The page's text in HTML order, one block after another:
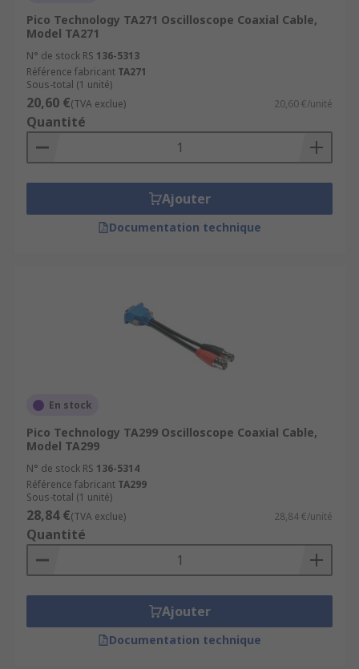
Pico Technology TA271 Oscilloscope Coaxial Cable,
Model TA271
N° de stock RS 136-5313
Référence fabricant TA271
Sous-total (1 unité)
20,60 €(TVA exclue) 20,60 €/unité
Quantité
Ajouter
Documentation technique
En stock
Pico Technology TA299 Oscilloscope Coaxial Cable,
Model TA299
N° de stock RS 136-5314
Référence fabricant TA299
Sous-total (1 unité)
28,84 €(TVA exclue) 28,84 €/unité
Quantité
Ajouter
Documentation technique